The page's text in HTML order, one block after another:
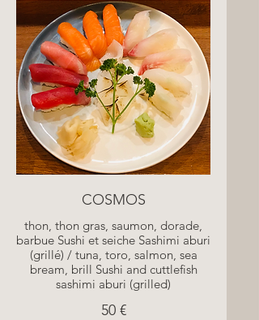
COSMOS
thon, thon gras, saumon, dorade,
barbue Sushi et seiche Sashimi aburi
(grillé) / tuna, toro, salmon, sea
bream, brill Sushi and cuttlefish
sashimi aburi (grilled)
50 €